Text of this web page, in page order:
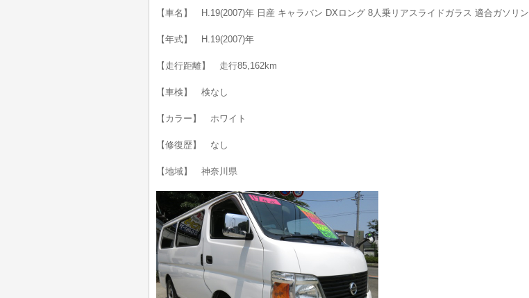
【車名】 H.19(2007)年 日産 キャラバン DXロング 8人乗リアスライドガラス 適合ガソリン
【年式】 H.19(2007)年
【走行距離】 走行85,162km
【車検】 検なし
【カラー】 ホワイト
【修復歴】 なし
【地域】 神奈川県